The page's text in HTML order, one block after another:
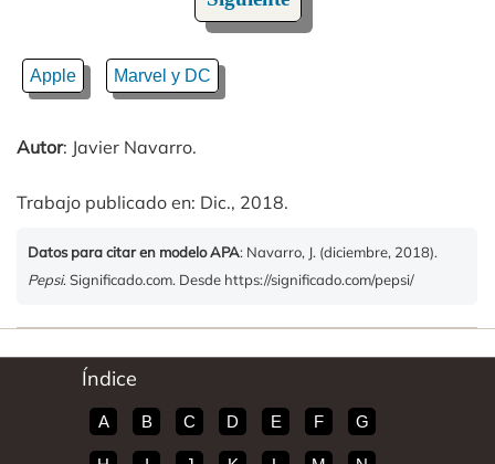
Apple Marvel y DC
Autor: Javier Navarro.
Trabajo publicado en: Dic., 2018.
Datos para citar en modelo APA: Navarro, J. (diciembre, 2018).
Pepsi. Significado.com. Desde https://significado.com/pepsi/
Índice
A B C D E F G